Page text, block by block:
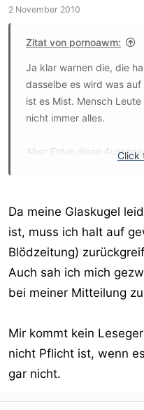
2 November 2010
Zitat von pornoawm:
Ja klar warnen die, die
dasselbe es wird was
ist es Mist. Mensch
nicht immer alles.
Aber Enter diese
Click
Da meine Glaskugel
ist, muss ich halt auf
Blödzeitung)
Auch sah ich mich
bei meiner Mitteilung
Mir kommt kein
nicht Pflicht ist, wenn
gar nicht.